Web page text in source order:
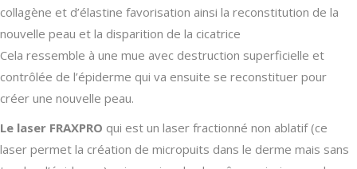
collagène et d’élastine favorisation ainsi la reconstitution de la
nouvelle peau et la disparition de la cicatrice
Cela ressemble à une mue avec destruction superficielle et
contrôlée de l’épiderme qui va ensuite se reconstituer pour
créer une nouvelle peau.
Le laser FRAXPRO qui est un laser fractionné non ablatif (ce
laser permet la création de micropuits dans le derme mais sans